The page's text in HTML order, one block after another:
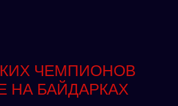
ЧЕМПИОНОВ
НА БАЙДАРКАХ